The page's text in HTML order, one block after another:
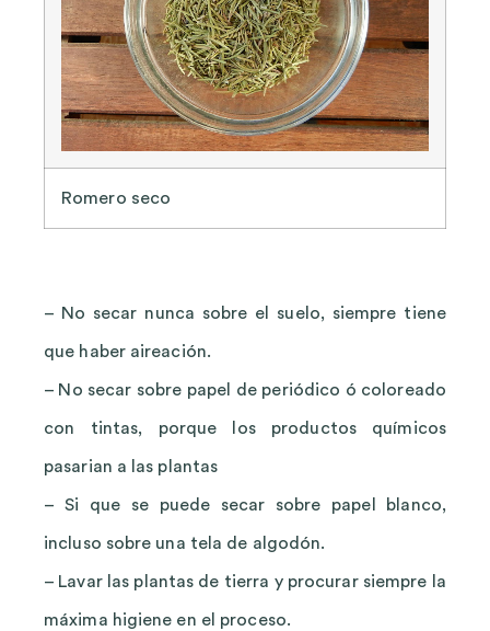
Romero seco
– No secar nunca sobre el suelo, siempre tiene
que haber aireación.
– No secar sobre papel de periódico ó coloreado
con tintas, porque los productos químicos
pasarian a las plantas
– Si que se puede secar sobre papel blanco,
incluso sobre una tela de algodón.
– Lavar las plantas de tierra y procurar siempre la
máxima higiene en el proceso.